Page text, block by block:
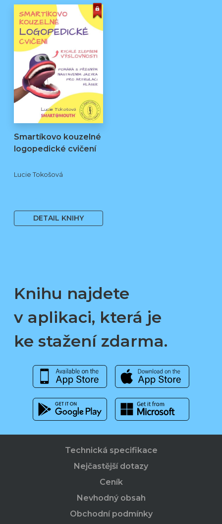
Smartíkovo kouzelné
logopedické cvičení
Lucie Tokošová
DETAIL KNIHY
Knihu najdete
v aplikaci, která je
ke stažení zdarma.
Technická specifikace
Nejčastější dotazy
Ceník
Nevhodný obsah
Obchodní podmínky